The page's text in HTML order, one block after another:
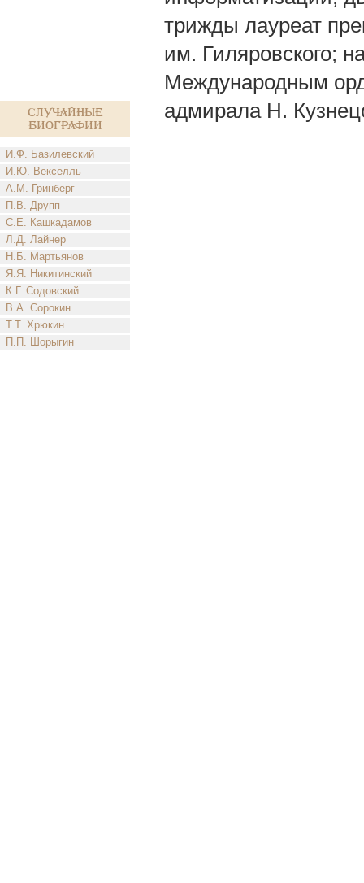
Случайные
биографии
И.Ф. Базилевский
И.Ю. Векселль
А.М. Гринберг
П.В. Друпп
С.Е. Кашкадамов
Л.Д. Лайнер
Н.Б. Мартьянов
Я.Я. Никитинский
К.Г. Содовский
В.А. Сорокин
Т.Т. Хрюкин
П.П. Шорыгин
трижды лауреат
им. Гиляровского;
Международным
адмирала Н.